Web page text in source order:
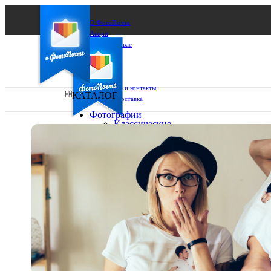
О ФотоПочте
Акции
Сделаем за вас
Бизнесу
FAQ
Франшиза
Поддержка и контакты
Оплата и доставка
Ваш регион доставки
Выберите из списка:
КАТАЛОГ
Фотографии
Классические
10х10
10х15
13х18
15х15
15х20
20х20
20х30
30х30
30х40
А4
Фото
в